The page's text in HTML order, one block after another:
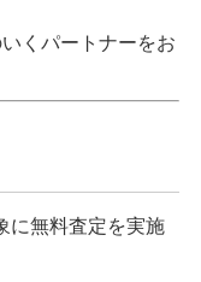
くパートナーをお
に無料査定を実施